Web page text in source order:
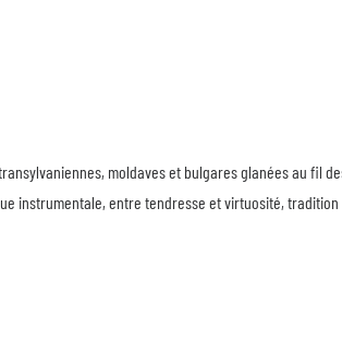
moldaves et bulgares glanées au fil
instrumentale, entre tendresse et virtuosité,